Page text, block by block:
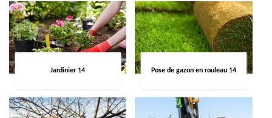
Jardinier 14 Pose de gazon en rouleau 14